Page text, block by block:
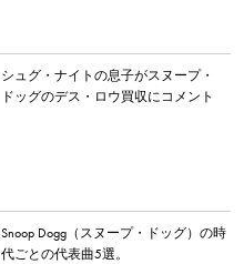
シュグ・ナイトの息子がスヌープ・
ドッグのデス・ロウ買収にコメント
Snoop Dogg（スヌープ・ドッグ）の時
代ごとの代表曲5選。